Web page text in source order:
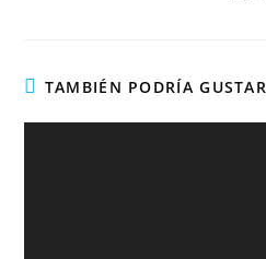
TAMBIÉN PODRÍA